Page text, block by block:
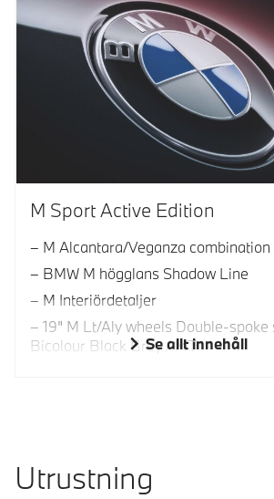
M Sport Active Edition
M Alcantara/Veganza
BMW M högglans Shadow Line
M Interiördetaljer
19" M Lt/Aly wheels Double-spoke
Bicolour Black Grey / MTSe allt innehåll
Utrustning